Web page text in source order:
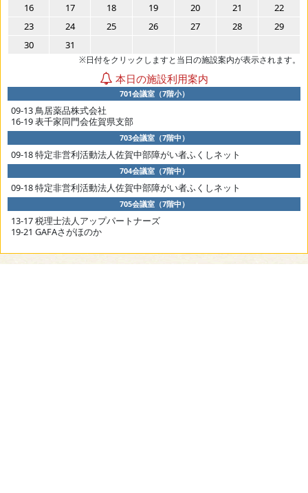
16
17 18 19 20 21
22
23
24 25 26 27 28
29
30
31
※日付をクリックしますと当日の施設案内が表示されます。
本日の施設利用案内
701会議室（7階小）
09-13 鳥居薬品株式会社
16-19 表千家同門会佐賀県支部
703会議室（7階中）
09-18 特定非営利活動法人佐賀中部障がい者ふくしネット
704会議室（7階中）
09-18 特定非営利活動法人佐賀中部障がい者ふくしネット
705会議室（7階中）
13-17 税理士法人アップパートナーズ
19-21 GAFAさがほのか